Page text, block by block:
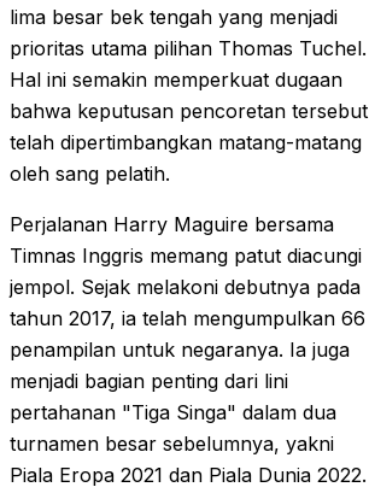
lima besar bek tengah yang menjadi
prioritas utama pilihan Thomas Tuchel.
Hal ini semakin memperkuat dugaan
bahwa keputusan pencoretan tersebut
telah dipertimbangkan matang-matang
oleh sang pelatih.
Perjalanan Harry Maguire bersama
Timnas Inggris memang patut diacungi
jempol. Sejak melakoni debutnya pada
tahun 2017, ia telah mengumpulkan 66
penampilan untuk negaranya. Ia juga
menjadi bagian penting dari lini
pertahanan "Tiga Singa" dalam dua
turnamen besar sebelumnya, yakni
Piala Eropa 2021 dan Piala Dunia 2022.